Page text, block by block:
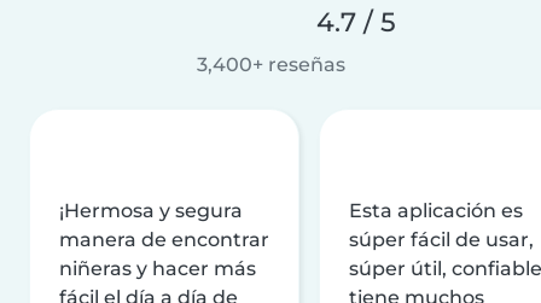
4.7 / 5
3,400+ reseñas
¡Hermosa y segura
manera de encontrar
niñeras y hacer más
fácil el día a día de
Esta aplicación es
súper fácil de usar,
súper útil,
tiene muchos